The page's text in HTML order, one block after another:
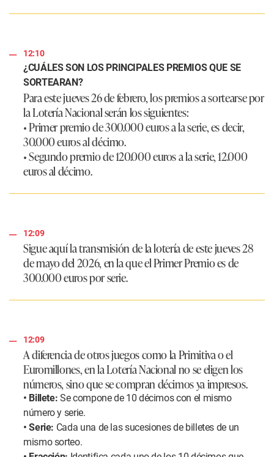
12:10
¿CUÁLES SON LOS PRINCIPALES PREMIOS QUE SE
SORTEARAN?
Para este jueves 26 de febrero, los premios a sortearse por
la Lotería Nacional serán los siguientes:
• Primer premio de 300.000 euros a la serie, es decir,
30.000 euros al décimo.
• Segundo premio de 120.000 euros a la serie, 12.000
euros al décimo.
12:09
Sigue aquí la transmisión de la lotería de este jueves 28
de mayo del 2026, en la que el Primer Premio es de
300.000 euros por serie.
12:09
A diferencia de otros juegoscomo la Primitiva o el
Euromillones, en laLotería Nacionalno se eligen los
números, sino que se compran décimos ya impresos.
• Billete: Se compone de 10 décimos con el mismo
número y serie.
• Serie: Cada una de las sucesiones de billetes de un
mismo sorteo.